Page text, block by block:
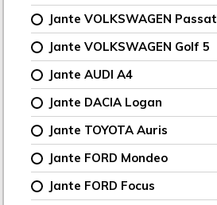
Jante VOLKSWAGEN Passat
Jante VOLKSWAGEN Golf 5
Jante AUDI A4
Jante DACIA Logan
Jante TOYOTA Auris
Jante FORD Mondeo
Jante FORD Focus